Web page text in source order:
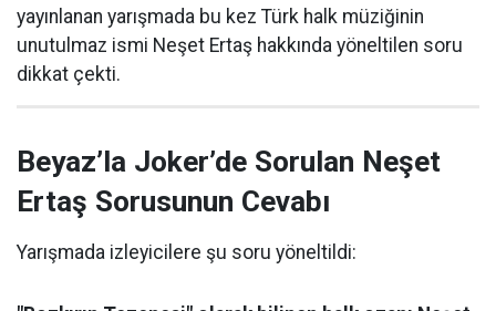
yayınlanan yarışmada bu kez Türk halk müziğinin
unutulmaz ismi Neşet Ertaş hakkında yöneltilen soru
dikkat çekti.
Beyaz’la Joker’de Sorulan Neşet
Ertaş Sorusunun Cevabı
Yarışmada izleyicilere şu soru yöneltildi: